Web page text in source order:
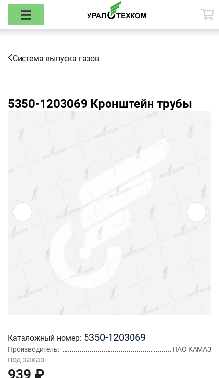
Система выпуска газов
5350-1203069 Кронштейн трубы
Каталожный номер 5350-1203069
Производитель ПАО КАМАЗ
под заказ
939 ₽